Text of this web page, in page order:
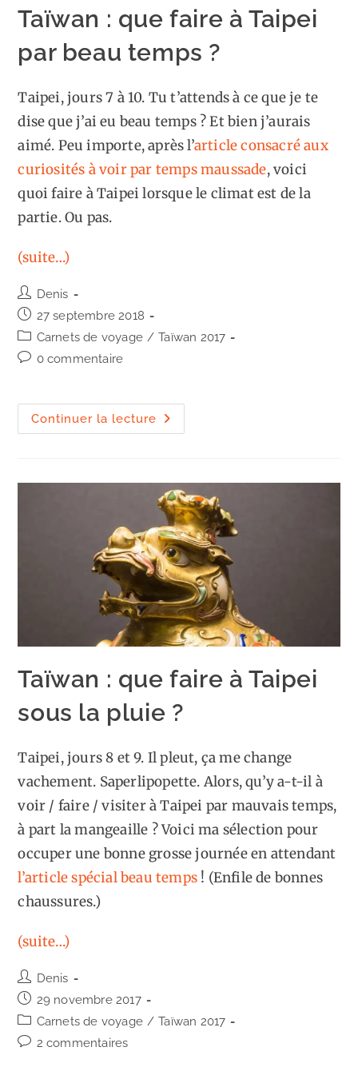
Taïwan : que faire à Taipei
par beau temps ?
Taipei, jours 7 à 10. Tu t’attends à ce que je te
dise que j’ai eu beau temps ? Et bien j’aurais
aimé. Peu importe, après l’article consacré aux
curiosités à voir par temps maussade, voici
quoi faire à Taipei lorsque le climat est de la
partie. Ou pas.
(suite…)
Auteur/autrice
de
publication :
Denis
Publication
publiée :
27 septembre 2018
Post
category:
Carnets de voyage / Taïwan 2017
Commentaires
publication :
0 commentaire
Continuer la lecture Taïwan
par
beau
temps
Taïwan : que faire à Taipei
sous la pluie ?
Taipei, jours 8 et 9. Il pleut, ça me change
vachement. Saperlipopette. Alors, qu’y a-t-il à
voir / faire / visiter à Taipei par mauvais temps,
à part la mangeaille ? Voici ma sélection pour
occuper une bonne grosse journée en attendant
l’article spécial beau temps ! (Enfile de bonnes
chaussures.)
(suite…)
Auteur/autrice
de
publication :
Denis
Publication
publiée :
29 novembre 2017
Post
category:
Carnets de voyage / Taïwan 2017
Commentaires
2 commentaires